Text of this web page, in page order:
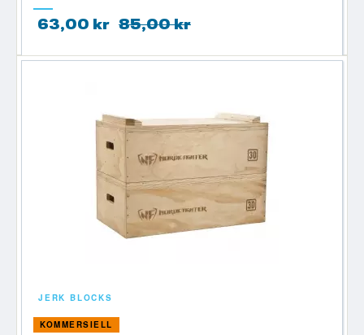
63,00 kr 85,00 kr
JERK BLOCKS
KOMMERSIELL